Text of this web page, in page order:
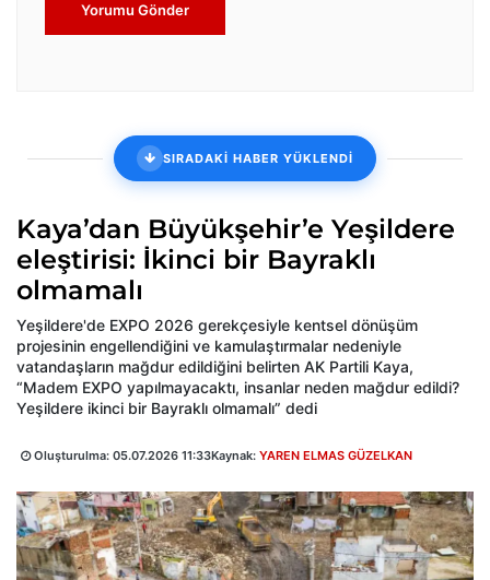
Yorumu Gönder
SIRADAKİ HABER YÜKLENDİ
Kaya’dan Büyükşehir’e Yeşildere
eleştirisi: İkinci bir Bayraklı
olmamalı
Yeşildere'de EXPO 2026 gerekçesiyle kentsel dönüşüm
projesinin engellendiğini ve kamulaştırmalar nedeniyle
vatandaşların mağdur edildiğini belirten AK Partili Kaya,
“Madem EXPO yapılmayacaktı, insanlar neden mağdur edildi?
Yeşildere ikinci bir Bayraklı olmamalı” dedi
Oluşturulma: 05.07.2026 11:33Kaynak: YAREN ELMAS GÜZELKAN